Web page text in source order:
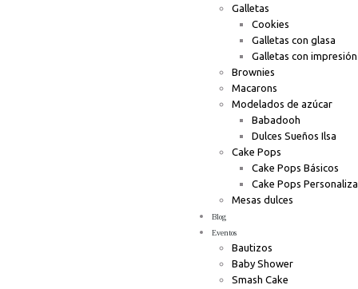
Galletas
Cookies
Galletas con glasa
Galletas con
Brownies
Macarons
Modelados de azúcar
Babadooh
Dulces Sueños Ilsa
Cake Pops
Cake Pops Básicos
Cake Pops
Mesas dulces
Blog
Eventos
Bautizos
Baby Shower
Smash Cake